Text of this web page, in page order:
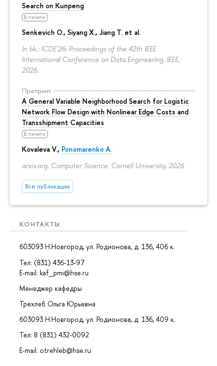
Search on Kunpeng
В печати
Senkevich O., Siyang X., Jiang T. et al.
In bk.: ICDE'26: Proceedings of the 42th IEEE
International Conference on Data Engineering. IEEE,
2026.
Препринт
A General Variable Neighborhood Search for Logistic
Network Flow Design with Nonlinear Edge Costs and
Transshipment Capacities
В печати
Kovaleva V., Ponomarenko A.
arxiv.org. Computer Science. Cornell University, 2026
Все публикации
КОНТАКТЫ
603093 Н.Новгород, ул. Родионова, д. 136, 406 к.
Тел: (831) 436-13-97
E-mail: kaf_pmi@hse.ru
Менеджер кафедры
Трехлеб Ольга Юрьевна
603093 Н.Новгород, ул. Родионова, д. 136, 409 к.
Тел: 8 (831) 432-0092
E-mail: otrehleb@hse.ru